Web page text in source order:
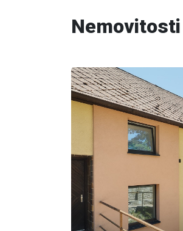
Nemovitosti